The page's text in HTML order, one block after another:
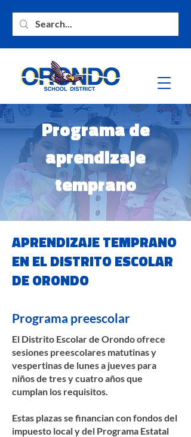
Programa de
aprendizaje
temprano
APRENDIZAJE TEMPRANO
EN EL DISTRITO ESCOLAR
DE ORONDO
Programa preescolar
El Distrito Escolar de Orondo ofrece
sesiones preescolares matutinas y
vespertinas de lunes a jueves para
niños de tres y cuatro años que
cumplan los requisitos.
Estas plazas se financian con fondos del
impuesto local y del Programa Estatal